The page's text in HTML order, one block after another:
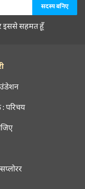
इससे सहमत हूँ
परिचय